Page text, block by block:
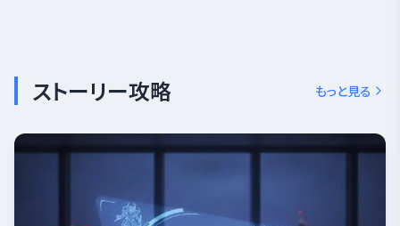
ストーリー攻略 もっと見る